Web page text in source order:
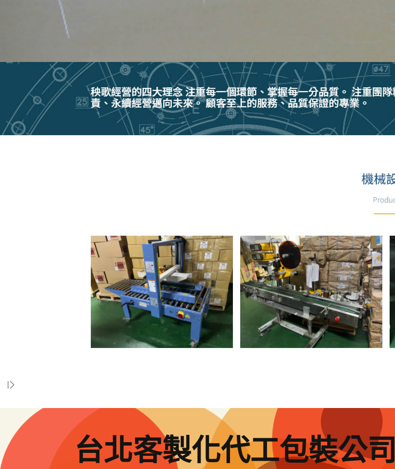
台北客製化代工包裝公司